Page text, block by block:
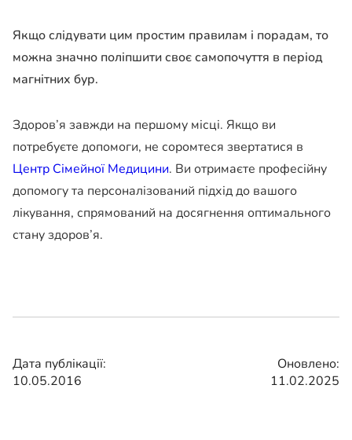
Якщо слідувати цим простим правилам і порадам, то
можна значно поліпшити своє самопочуття в період
магнітних бур.
Здоров’я завжди на першому місці. Якщо ви
потребуєте допомоги, не соромтеся звертатися в
Центр Сімейної Медицини. Ви отримаєте професійну
допомогу та персоналізований підхід до вашого
лікування, спрямований на досягнення оптимального
стану здоров’я.
Дата публікації:
10.05.2016
Оновлено:
11.02.2025